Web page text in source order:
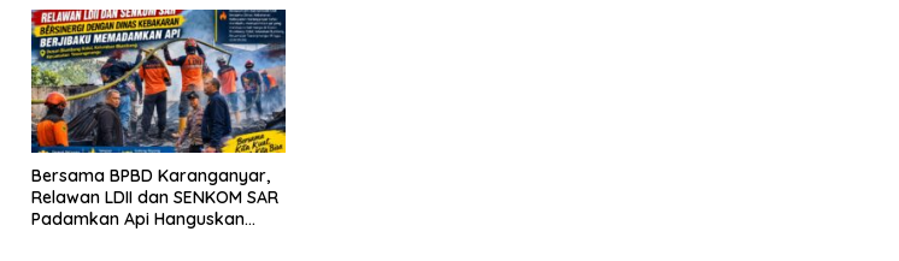
Bersama BPBD Karanganyar,
Relawan LDII dan SENKOM SAR
Padamkan Api Hanguskan